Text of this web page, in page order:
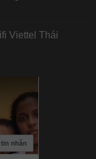
Viettel Thái